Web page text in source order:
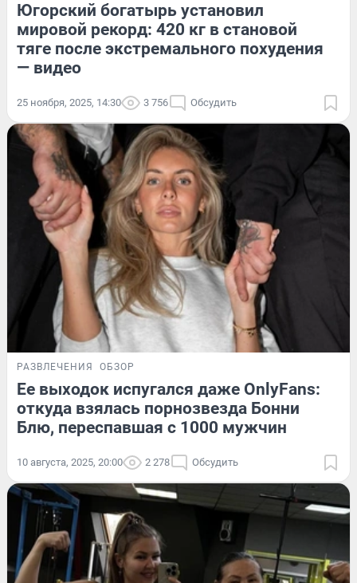
Югорский богатырь установил
мировой рекорд: 420 кг в становой
тяге после экстремального похудения
— видео
25 ноября, 2025, 14:30 3 756 Обсудить
РАЗВЛЕЧЕНИЯ ОБЗОР
Ее выходок испугался даже OnlyFans:
откуда взялась порнозвезда Бонни
Блю, переспавшая с 1000 мужчин
10 августа, 2025, 20:00 2 278 Обсудить